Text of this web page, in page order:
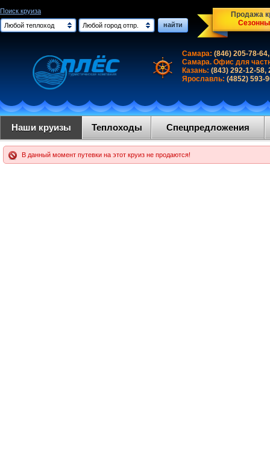
Поиск круиза
Любой теплоход
Любой город отпр. найти
Продажа
Самара: (846) 205-78-
Самара. Офис для
Казань: (843) 292-12-58,
Ярославль: (4852) 593-
Наши круизы Теплоходы Спецпредложения
В данный момент путевки на этот круиз не продаются!